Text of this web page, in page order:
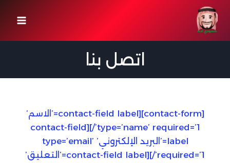
التجاوز
إلى
المحتوى
اتصل بنا
[contact-form][contact-field label=’الاسم’
type=’name’ required=’1’/][contact-field
label=’البريد الإلكتروني’ type=’email’
required=’1’/][contact-field label=’التعليق’